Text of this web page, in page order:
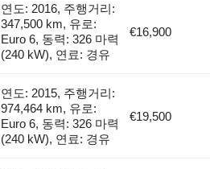
연도: 2016, 주행거리:
347,500 km, 유로:
Euro 6, 동력: 326 마력
(240 kW), 연료: 경유
€16,900
연도: 2015, 주행거리:
974,464 km, 유로:
Euro 6, 동력: 326 마력
(240 kW), 연료: 경유
€19,500